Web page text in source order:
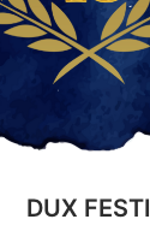
DUX FESTI